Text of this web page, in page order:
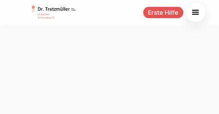
Erste Hilfe